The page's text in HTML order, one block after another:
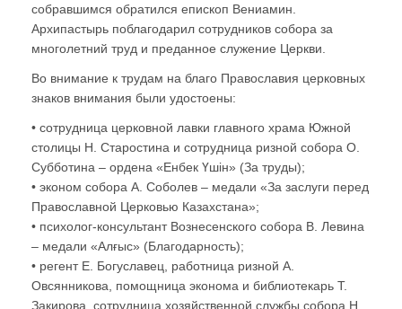
собравшимся обратился епископ Вениамин.
Архипастырь поблагодарил сотрудников собора за
многолетний труд и преданное служение Церкви.
Во внимание к трудам на благо Православия церковных
знаков внимания были удостоены:
• сотрудница церковной лавки главного храма Южной
столицы Н. Старостина и сотрудница ризной собора О.
Субботина – ордена «Енбек Үшiн» (За труды);
• эконом собора А. Соболев – медали «За заслуги перед
Православной Церковью Казахстана»;
• психолог-консультант Вознесенского собора В. Левина
– медали «Алғыс» (Благодарность);
• регент Е. Богуславец, работница ризной А.
Овсянникова, помощница эконома и библиотекарь Т.
Закирова, сотрудница хозяйственной службы собора Н.